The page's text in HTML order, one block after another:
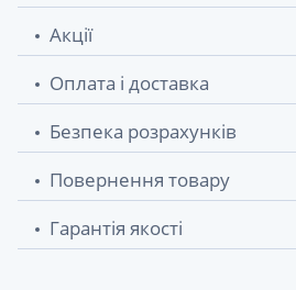
Акції
Оплата і доставка
Безпека розрахунків
Повернення товару
Гарантія якості